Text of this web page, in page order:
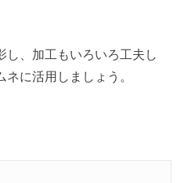
し、加工もいろいろ工夫し
に活用しましょう。